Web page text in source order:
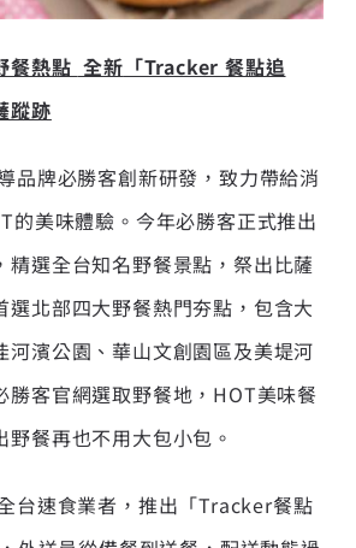
餐熱點 全新 「Tracker 餐點追
蹤跡
牌必勝客創新研發，致力帶給消
的美味體驗。今年必勝客正式推出
精選全台知名野餐景點，祭出比薩
選北部四大野餐熱門夯點，包含大
河濱公園、華山文創園區及美堤河
勝客官網選取野餐地，HOT美味餐
餐再也不用大包小包。
速食業者，推出「Tracker餐點